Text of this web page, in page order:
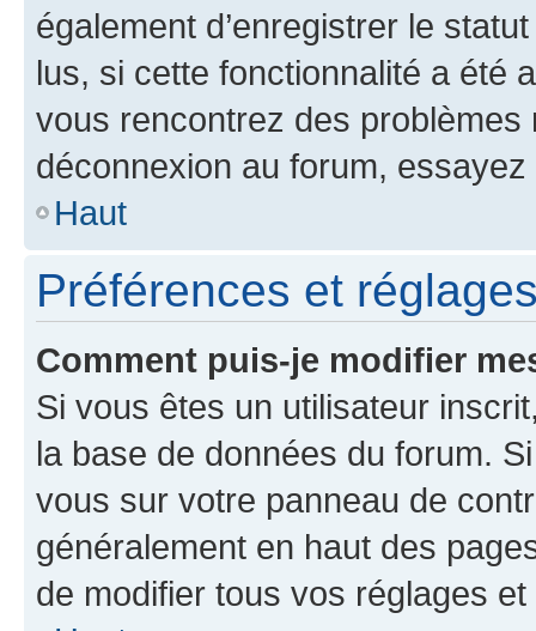
également d’enregistrer le
lus, si cette fonctionnalité a été
vous rencontrez des
déconnexion au forum,
Haut
Préférences et
Comment puis-je modifier
Si vous êtes un utilisateur
la base de données du forum.
vous sur votre panneau de
généralement en haut des
de modifier tous vos réglages